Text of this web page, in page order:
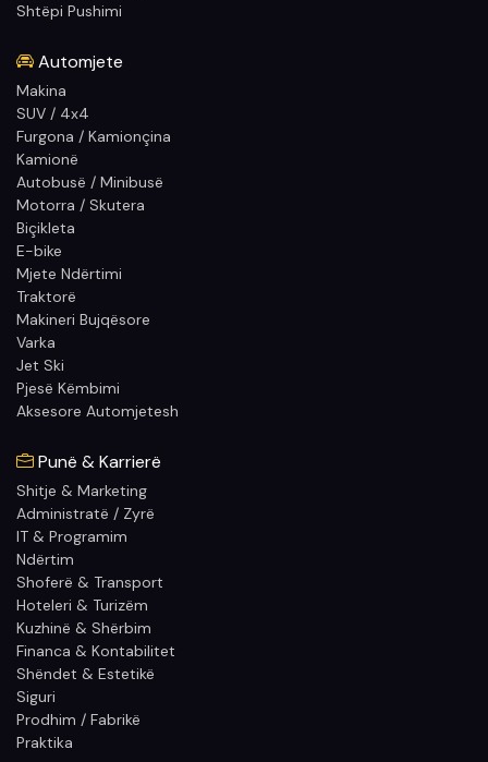
Shtëpi Pushimi
Automjete
Makina
SUV / 4x4
Furgona / Kamionçina
Kamionë
Autobusë / Minibusë
Motorra / Skutera
Biçikleta
E-bike
Mjete Ndërtimi
Traktorë
Makineri Bujqësore
Varka
Jet Ski
Pjesë Këmbimi
Aksesore Automjetesh
Punë & Karrierë
Shitje & Marketing
Administratë / Zyrë
IT & Programim
Ndërtim
Shoferë & Transport
Hoteleri & Turizëm
Kuzhinë & Shërbim
Financa & Kontabilitet
Shëndet & Estetikë
Siguri
Prodhim / Fabrikë
Praktika